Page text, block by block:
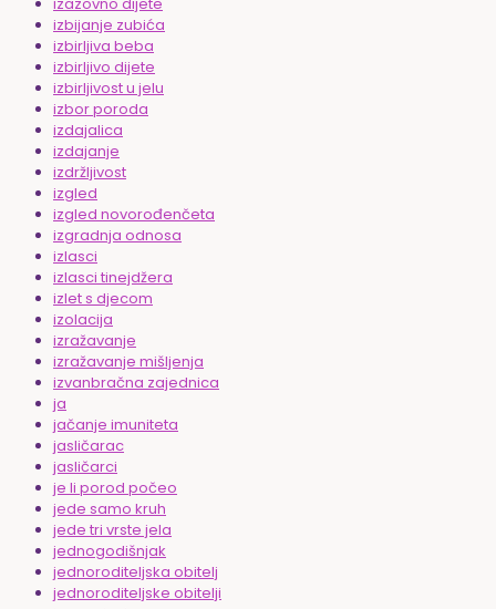
izbijanje zubića
izbirljiva beba
izbirljivo dijete
izbirljivost u jelu
izbor poroda
izdajalica
izdajanje
izdržljivost
izgled
izgled novorođenčeta
izgradnja odnosa
izlasci
izlasci tinejdžera
izlet s djecom
izolacija
izražavanje
izražavanje mišljenja
izvanbračna zajednica
ja
jačanje imuniteta
jasličarac
jasličarci
je li porod počeo
jede samo kruh
jede tri vrste jela
jednogodišnjak
jednoroditeljska obitelj
jednoroditeljske obitelji